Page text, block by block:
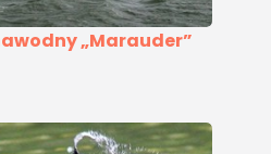
„Marauder”